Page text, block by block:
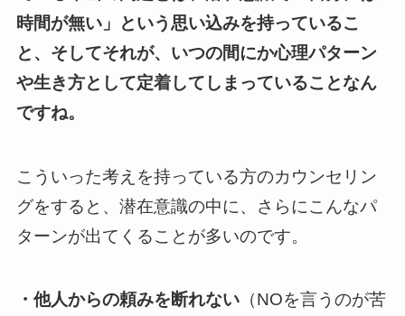
時間が無い」という思い込みを持っているこ
と、そしてそれが、いつの間にか心理パターン
や生き方として定着してしまっていることなん
ですね。
こういった考えを持っている方のカウンセリン
グをすると、潜在意識の中に、さらにこんなパ
ターンが出てくることが多いのです。
・他人からの頼みを断れない（NOを言うのが苦